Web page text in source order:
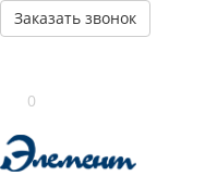
Заказать звонок
0